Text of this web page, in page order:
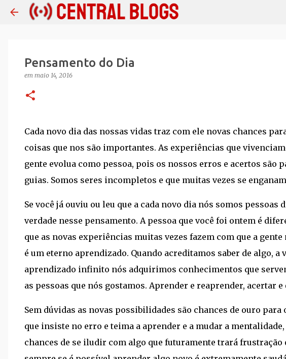
Pensamento do Dia
em maio 14, 2016
Cada novo dia das nossas vidas traz com ele novas chances
coisas que nos são importantes. As experiências que
gente evolua como pessoa, pois os nossos erros e acertos são
guias. Somos seres incompletos e que muitas vezes se
Se você já ouviu ou leu que a cada novo dia nós somos pessoas
verdade nesse pensamento. A pessoa que você foi ontem é
que as novas experiências muitas vezes fazem com que a
é um eterno aprendizado. Quando acreditamos saber de algo, a
aprendizado infinito nós adquirimos conhecimentos que
as pessoas que nós gostamos. Aprender e reaprender, acertar
Sem dúvidas as novas possibilidades são chances de ouro
que insiste no erro e teima a aprender e a mudar a
chances de se iludir com algo que futuramente trará